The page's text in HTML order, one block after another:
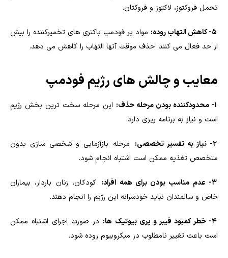
تحمل فروکتوز، لاکتوز و فروکتان.
۵- کاهش التهاب روده:
مواد پر فودمپ باکتری های تخمیرکننده را بیش
از حد فعال می کنند؛ حذف موقت آنها التهاب را کاهش می دهد.
معایب و چالش های رژیم فودمپ
۱- محدودکننده بودن مرحله حذف:
این مرحله سخت ترین بخش رژیم
است و نیاز به برنامه ریزی دارد.
۲- نیاز به تفسیر تخصصی:
مرحله بازآزمایی و شخصی سازی بدون
متخصص تغذیه ممکن است اشتباه انجام شود.
۳- عدم مناسب بودن برای همه افراد:
کودکان، زنان باردار، بیماران
خاص و سالمندان نباید خودسرانه این رژیم را انجام دهند.
۴- خطر کمبود فیبر و پری بیوتیک ها:
در صورت اجرای اشتباه ممکن
است باعث تغییر نامطلوب در میکروبیوم روده شود.